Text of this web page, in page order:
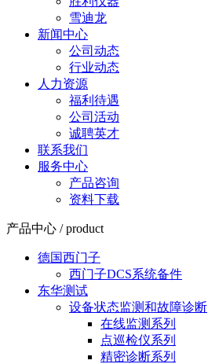
雪迪龙
新闻中心
公司动态
行业动态
人力资源
福利待遇
公司活动
诚聘英才
联系我们
服务中心
产品咨询
资料下载
产品中心 / product
德国西门子
西门子DCS系统备件
东华测试
设备状态监测和故障诊断
在线监测系列
点巡检仪系列
精密诊断系列